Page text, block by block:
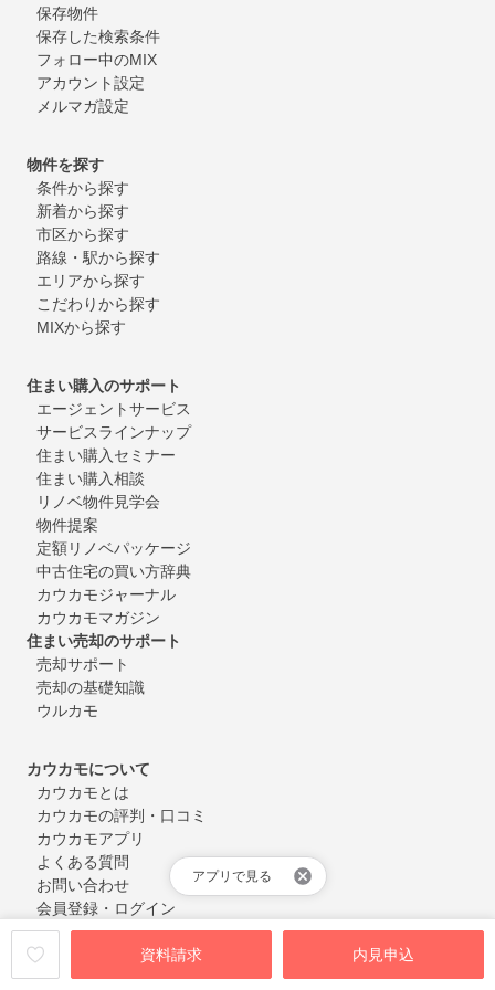
資料請求 内見申込
アプリで見る
保存物件
保存した検索条件
フォロー中のMIX
アカウント設定
メルマガ設定
物件を探す
条件から探す
新着から探す
市区から探す
路線・駅から探す
エリアから探す
こだわりから探す
MIXから探す
住まい購入のサポート
エージェントサービス
サービスラインナップ
住まい購入セミナー
住まい購入相談
リノベ物件見学会
物件提案
定額リノベパッケージ
中古住宅の買い方辞典
カウカモジャーナル
カウカモマガジン
住まい売却のサポート
売却サポート
売却の基礎知識
ウルカモ
カウカモについて
カウカモとは
カウカモの評判・口コミ
カウカモアプリ
よくある質問
お問い合わせ
会員登録・ログイン